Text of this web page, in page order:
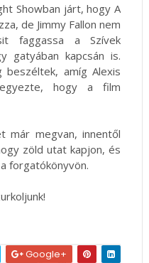
Showban járt, hogy A
de Jimmy Fallon nem
faggassa a Szívek
gatyában kapcsán is.
beszéltek, amíg Alexis
hogy a film
már megvan, innentől
zöld utat kapjon, és
forgatókönyvön.
Google+